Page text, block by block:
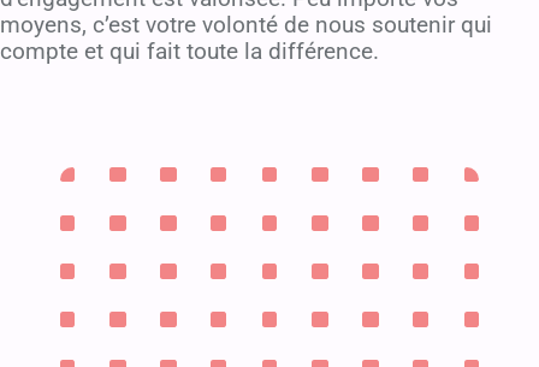
moyens, c’est votre volonté de nous soutenir qui
compte et qui fait toute la différence.